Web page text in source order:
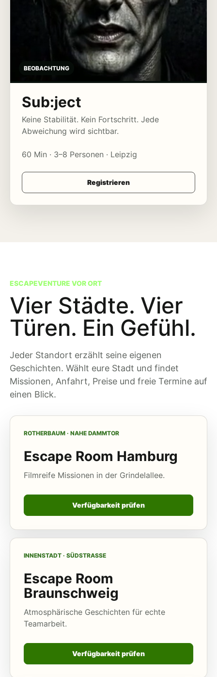
BEOBACHTUNG
Sub:ject
Keine Stabilität. Kein Fortschritt. Jede
Abweichung wird sichtbar.
60 Min · 3–8 Personen · Leipzig
Registrieren
ESCAPEVENTURE VOR ORT
Vier Städte. Vier
Türen. Ein Gefühl.
Jeder Standort erzählt seine eigenen
Geschichten. Wählt eure Stadt und findet
Missionen, Anfahrt, Preise und freie Termine auf
einen Blick.
ROTHERBAUM · NAHE DAMMTOR
Escape Room Hamburg
Filmreife Missionen in der Grindelallee.
Verfügbarkeit prüfen
INNENSTADT · SÜDSTRASSE
Escape Room
Braunschweig
Atmosphärische Geschichten für echte
Teamarbeit.
Verfügbarkeit prüfen